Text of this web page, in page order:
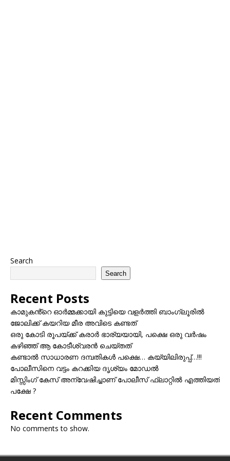
Search
Search
Recent Posts
കാമുകൻ്റെ ഓർമ്മക്കായി കുട്ടിയെ വളർത്തി ബാംഗ്ലൂരിൽ
ജോലിക്ക് കയറിയ മീര അവിടെ കണ്ടത്
ഒരു കോടി രൂപയ്ക്ക് കരാർ ഭാര്യയായി, പക്ഷെ ഒരു വർഷം
കഴിഞ്ഞ് ആ കോടീശ്വരൻ ചെയ്തത്
കണ്ടാൽ സാധാരണ ദമ്പതികൾ പക്ഷെ… കയ്യിലിരുപ്പ്…!!!
പോലീസിനെ വട്ടം കറക്കിയ ദൃശ്യം മോഡല്‍
മിസ്സിംഗ് കേസ് അന്വേഷിച്ചാണ് പോലീസ് ഫ്ലാറ്റിൽ എത്തിയത്
പക്ഷേ ?
Recent Comments
No comments to show.